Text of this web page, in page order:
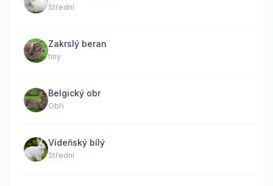
Střední
Zakrslý beran
tiny
Belgický obr
Obří
Vídeňský bílý
Střední